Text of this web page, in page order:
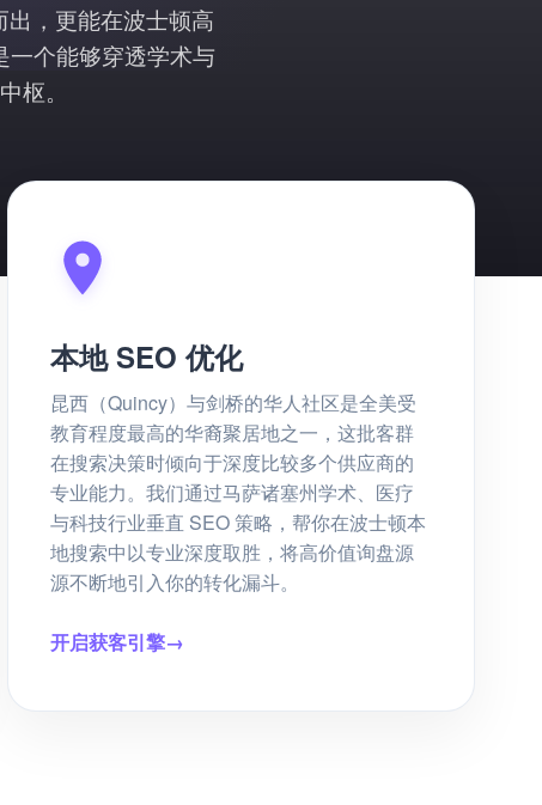
，更能在波士顿高
一个能够穿透学术与
枢。
本地 SEO 优化
昆西（Quincy）与剑桥的华人社区是全美受
教育程度最高的华裔聚居地之一，这批客群
在搜索决策时倾向于深度比较多个供应商的
专业能力。我们通过马萨诸塞州学术、医疗
与科技行业垂直 SEO 策略，帮你在波士顿本
地搜索中以专业深度取胜，将高价值询盘源
源不断地引入你的转化漏斗。
开启获客引擎→